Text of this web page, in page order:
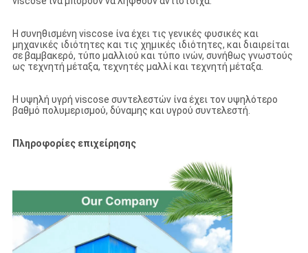
Η συνηθισμένη viscose ίνα έχει τις γενικές φυσικές και
μηχανικές ιδιότητες και τις χημικές ιδιότητες, και διαιρείται
σε βαμβακερό, τύπο μαλλιού και τύπο ινών, συνήθως γνωστούς
ως τεχνητή μέταξα, τεχνητές μαλλί και τεχνητή μέταξα.
Η υψηλή υγρή viscose συντελεστών ίνα έχει τον υψηλότερο
βαθμό πολυμερισμού, δύναμης και υγρού συντελεστή.
Πληροφορίες επιχείρησης